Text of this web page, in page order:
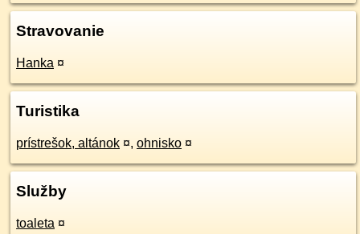
Stravovanie
Hanka ¤
Turistika
prístrešok, altánok ¤, ohnisko ¤
Služby
toaleta ¤